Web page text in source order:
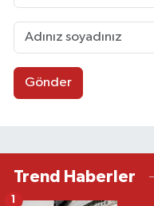
Gönder
Trend Haberler
1